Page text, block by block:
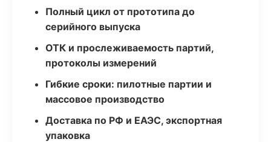
Полный цикл от прототипа до
серийного выпуска
ОТК и прослеживаемость партий,
протоколы измерений
Гибкие сроки: пилотные партии и
массовое производство
Доставка по РФ и ЕАЭС, экспортная
упаковка